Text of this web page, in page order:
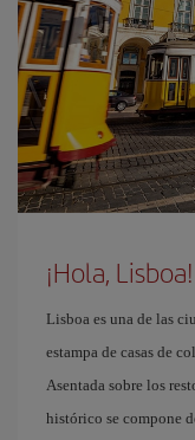
¡Hola, Lisboa!
Lisboa es una de las
estampa de casas de
Asentada sobre los
histórico se compone